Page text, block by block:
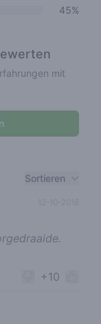
45%
mit
Sortieren
+10